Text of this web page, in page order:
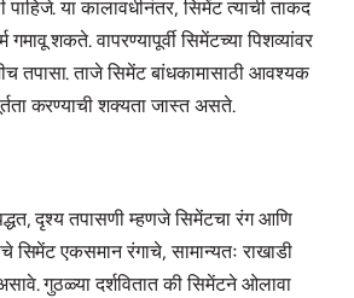
पाहिजे. या कालावधीनंतर, सिमेंट त्याची ताकद
शकते. वापरण्यापूर्वी सिमेंटच्या पिशव्यांवर
तपासा. ताजे सिमेंट बांधकामासाठी आवश्यक
करण्याची शक्यता जास्त असते.
दृश्य तपासणी म्हणजे सिमेंटचा रंग आणि
सिमेंट एकसमान रंगाचे, सामान्यतः राखाडी
गुठळ्या दर्शवितात की सिमेंटने ओलावा